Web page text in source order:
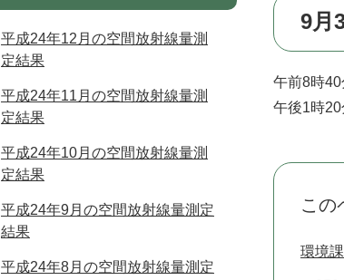
9月
午前8時
午後1時
この
環境課
平成24年12月の空間放射線量測
定結果
平成24年11月の空間放射線量測
定結果
平成24年10月の空間放射線量測
定結果
平成24年9月の空間放射線量測定
結果
平成24年8月の空間放射線量測定